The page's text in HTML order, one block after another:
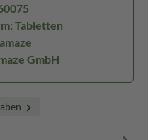
Tabletten
GmbH